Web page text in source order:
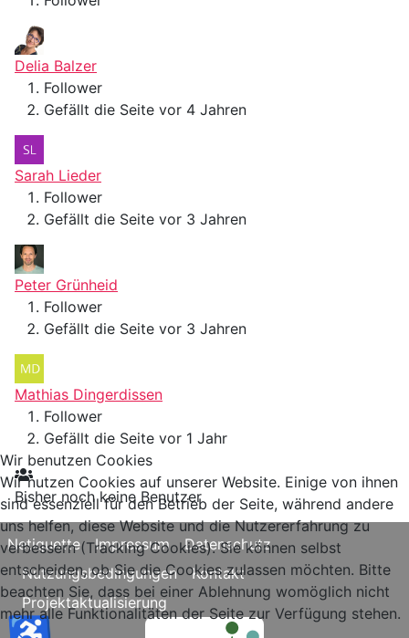
Delia Balzer
Follower
Gefällt die Seite vor 4 Jahren
Sarah Lieder
Follower
Gefällt die Seite vor 3 Jahren
Peter Grünheid
Follower
Gefällt die Seite vor 3 Jahren
Mathias Dingerdissen
Follower
Gefällt die Seite vor 1 Jahr
Bisher noch keine Benutzer
Netiquette Impressum
Datenschutz
Nutzungsbedingungen
Kontakt
Projektaktualisierung
Wir benutzen Cookies
Wir nutzen Cookies auf unserer Website. Einige von ihnen
sind essenziell für den Betrieb der Seite, während andere
uns helfen, diese Website und die Nutzererfahrung zu
verbessern (Tracking Cookies). Sie können selbst
entscheiden, ob Sie die Cookies zulassen möchten. Bitte
beachten Sie, dass bei einer Ablehnung womöglich nicht
mehr alle Funktionalitäten der Seite zur Verfügung stehen.